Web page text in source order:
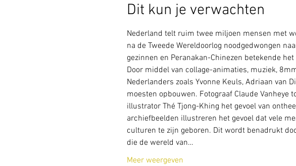
Dit kun je verwachten
Nederland telt ruim twee miljoen mensen met
na de Tweede Wereldoorlog noodgedwongen
gezinnen en Peranakan-Chinezen betekende
Door middel van collage-animaties, muziek,
Nederlanders zoals Yvonne Keuls, Adriaan van
moesten opbouwen. Fotograaf Claude
illustrator Thé Tjong-Khing het gevoel van
archiefbeelden illustreren het gevoel dat vele
culturen te zijn geboren. Dit wordt benadrukt
die de wereld van…
Meer weergeven